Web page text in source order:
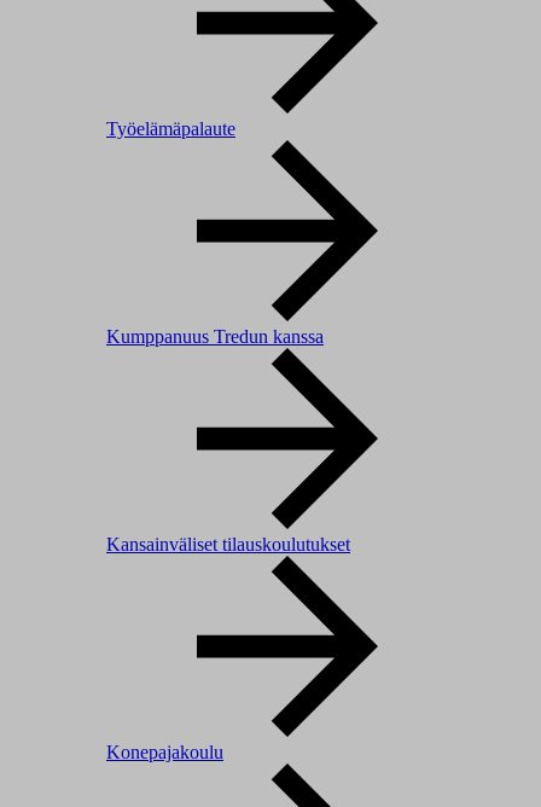
Työelämäpalaute
Kumppanuus Tredun kanssa
Kansainväliset tilauskoulutukset
Konepajakoulu